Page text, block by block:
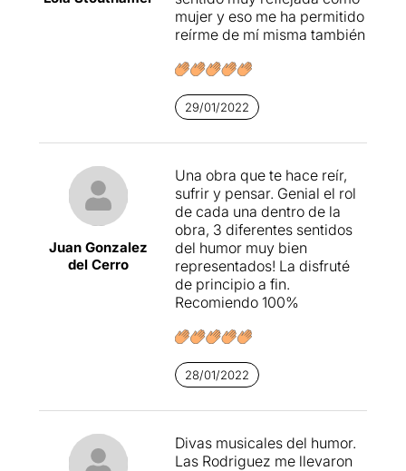
programa, però quedava
que ens facin alguna
història.
Una proposta amb un punt
per desconnectar una
veure els dobles sentits
d’algunes de les lletres
(molt, molt en el seu fons) i
que recomano que aneu
aquests dies.Aquest punt
gamberro i que ens serveixi
desconnectar una bona
estona és el motiu per el que
més m'ha agradat.
Podeu veure la
al següent enllaç
mujer y eso me ha permitido
reírme de mí misma también
29/01/2022
Juan Gonzalez
del Cerro
Una obra que te hace reír,
sufrir y pensar. Genial el rol
de cada una dentro de la
obra, 3 diferentes sentidos
del humor muy bien
representados! La disfruté
de principio a fin.
Recomiendo 100%
28/01/2022
Divas musicales del humor.
Las Rodriguez me llevaron